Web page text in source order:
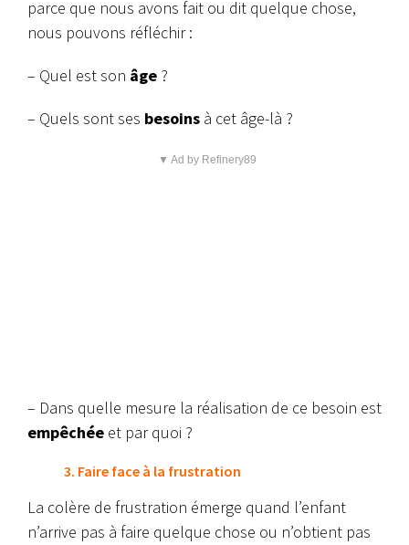
parce que nous avons fait ou dit quelque chose,
nous pouvons réfléchir :
– Quel est son âge ?
– Quels sont ses besoins à cet âge-là ?
▼ Ad by Refinery89
– Dans quelle mesure la réalisation de ce besoin est
empêchée et par quoi ?
3. Faire face à la frustration
La colère de frustration émerge quand l’enfant
n’arrive pas à faire quelque chose ou n’obtient pas